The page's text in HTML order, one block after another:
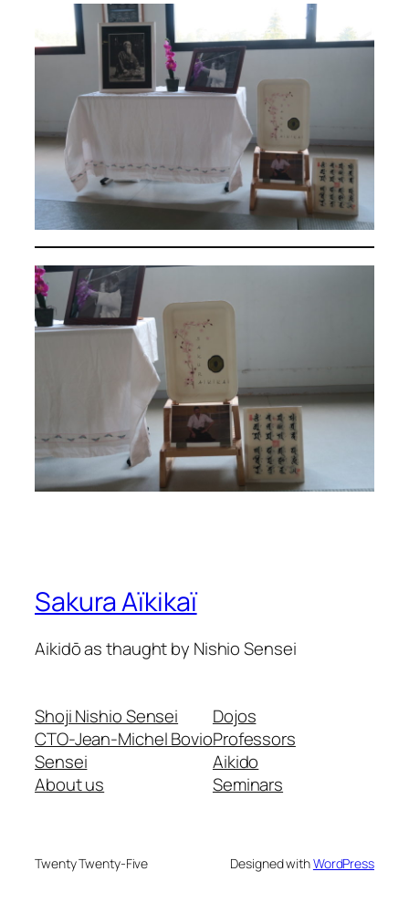
Sakura Aïkikaï
Aikidō as thaught by Nishio Sensei
Shoji Nishio Sensei
CTO-Jean-Michel Bovio
Sensei
About us
Dojos
Professors
Aikido
Seminars
Twenty Twenty-Five Designed withWordPress